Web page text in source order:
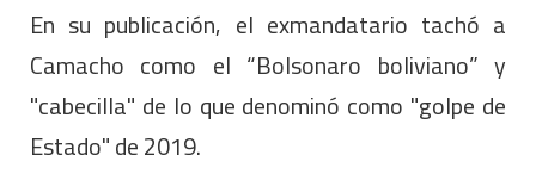
En su publicación, el exmandatario tachó a
Camacho como el “Bolsonaro boliviano” y
"cabecilla" de lo que denominó como "golpe de
Estado" de 2019.